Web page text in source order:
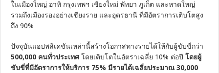
ในเมืองใหญ่ อาทิ กรุงเทพฯ เชียงใหม่ พัทยา ภูเก็ต และหาดใหญ่
รวมถึงเมืองรองอย่างเชียงราย และอุดรธานี ที่มีอัตราการเติบโตสูง
ถึง 90%
ปัจจุบันแอปพลิเคชันเหล่านี้สร้างโอกาสทางรายได้ให้กับผู้ขับขี่กว่า
500,000 คนทั่วประเทศโดยเติบโตในอัตราเฉลี่ย 10% ต่อปีโดยผู้
ขับขี่ที่มีอัตราการให้บริการ 75% มีรายได้เฉลี่ยประมาณ 30,000